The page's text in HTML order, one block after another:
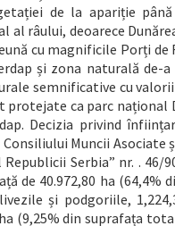
de la apariție
al râului, deoarece
cu magnificile Porți
și zona naturală
semnificative cu
ca parc național
Decizia privind
Muncii
Serbia” nr. . 46/
de 40.972,80 ha (64,4%
și podgoriile,
(9,25% din suprafața